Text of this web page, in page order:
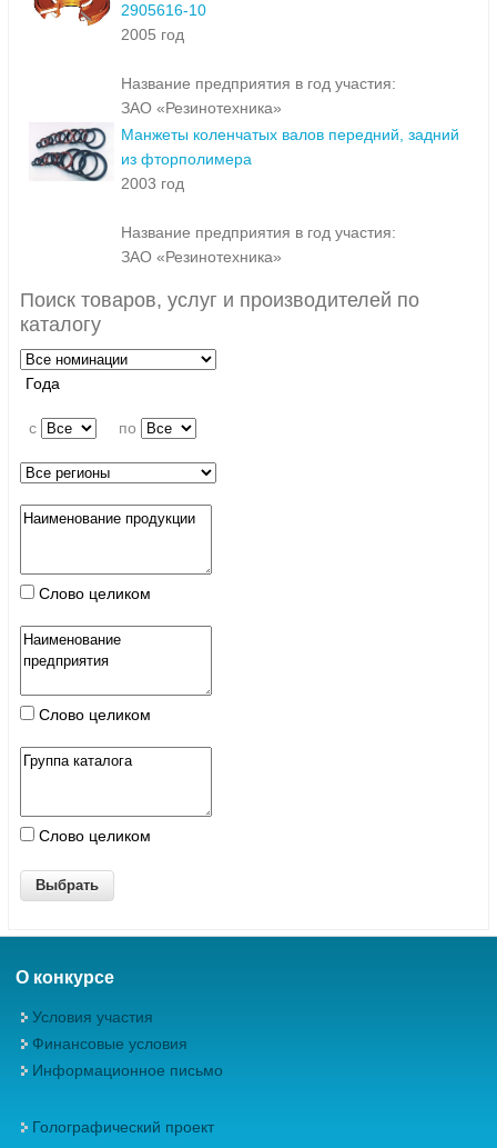
2905616-10
2005 год
Название предприятия в год участия:
ЗАО «Резинотехника»
Манжеты коленчатых валов передний, задний
из фторполимера
2003 год
Название предприятия в год участия:
ЗАО «Резинотехника»
Поиск товаров, услуг и производителей по
каталогу
Года
c по
Слово целиком
Слово целиком
Слово целиком
О конкурсе
Условия участия
Финансовые условия
Информационное письмо
Голографический проект